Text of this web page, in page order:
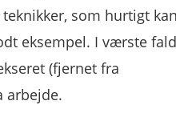
som hurtigt kan
eksempel. I værste fald
(fjernet fra
arbejde.